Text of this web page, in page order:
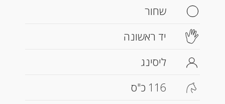
שחור
יד ראשונה
ליסינג
116 כ"ס